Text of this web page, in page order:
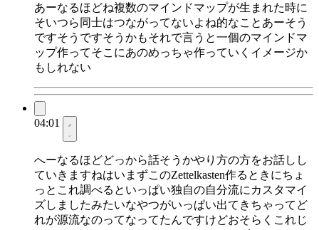
あーなるほどね複数のマインドマップが生まれた時に
そいつら同士はつながってないよね的なことあーそう
ですそうですそうかもそれで言うと一個のマインドマ
ップ作ってそこにあのめっちゃ作っていくイメージか
もしれない
04:01
へーなるほどどっから話そうかやり方の方をお話しし
ていきますねはいまずこのZettelkasten作るときにちょ
っとこれ調べるといっぱい独自の自分流にカスタマイ
ズしましたみたいなやつがいっぱい出てきちゃってど
れが源流なのってなってたんですけどおそらくこれじ